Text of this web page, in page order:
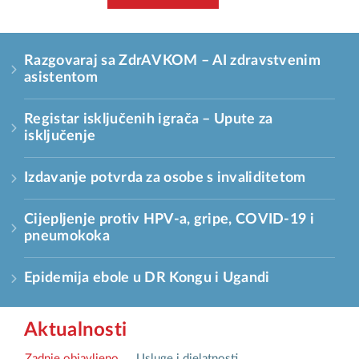
Razgovaraj sa ZdrAVKOM – AI zdravstvenim
asistentom
Registar isključenih igrača – Upute za
isključenje
Izdavanje potvrda za osobe s invaliditetom
Cijepljenje protiv HPV-a, gripe, COVID-19 i
pneumokoka
Epidemija ebole u DR Kongu i Ugandi
Aktualnosti